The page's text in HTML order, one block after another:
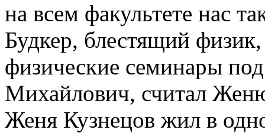
на всем факультете нас
Будкер, блестящий
физические семинары
Михайлович, считал
Женя Кузнецов жил в